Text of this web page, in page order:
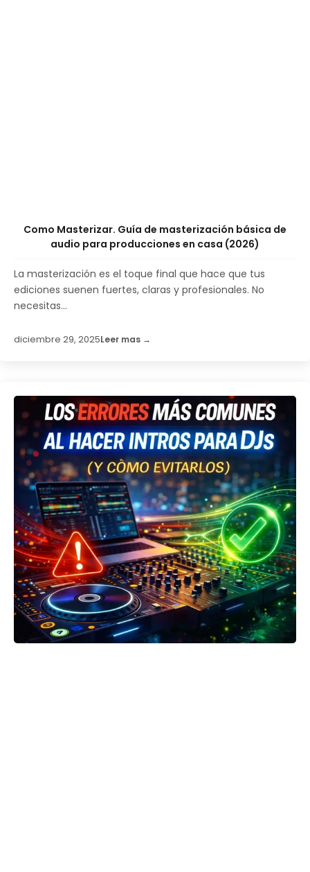
Como Masterizar. Guía de masterización básica de
audio para producciones en casa (2026)
La masterización es el toque final que hace que tus
ediciones suenen fuertes, claras y profesionales. No
necesitas...
diciembre 29, 2025Leer mas →